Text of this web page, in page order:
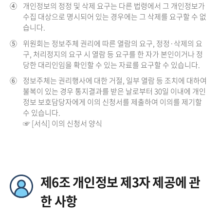
④ 개인정보의 정정 및 삭제 요구는 다른 법령에서 그 개인정보가
수집 대상으로 명시되어 있는 경우에는 그 삭제를 요구할 수 없
습니다.
⑤ 위원회는 정보주체 권리에 따른 열람의 요구, 정정·삭제의 요
구, 처리정지의 요구 시 열람 등 요구를 한 자가 본인이거나 정
당한 대리인임을 확인할 수 있는 자료를 요구할 수 있습니다.
⑥ 정보주체는 권리행사에 대한 거절, 일부 열람 등 조치에 대하여
불복이 있는 경우 통지결과를 받은 날로부터 30일 이내에 개인
정보 보호담당자에게 이의 신청서를 제출하여 이의를 제기할
수 있습니다.
☞ [서식] 이의 신청서 양식
제6조 개인정보 제3자 제공에 관
한 사항